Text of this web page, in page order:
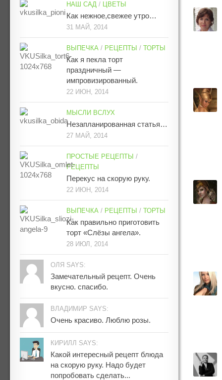
НАШ САД / ЦВЕТЫ
Как нежное,свежее утро…
31 МАЙ, 2014
ВЫПЕЧКА / РЕЦЕПТЫ / ТОРТЫ
Как я пекла торт
праздничный —
импровизированный.
22 ИЮН, 2014
МЫСЛИ ВСЛУХ
Незапланированная статья…
27 МАЙ, 2014
ПРОСТЫЕ РЕЦЕПТЫ /
РЕЦЕПТЫ
Перекус на скорую руку.
22 ИЮН, 2014
ВЫПЕЧКА / РЕЦЕПТЫ / ТОРТЫ
Как правильно приготовить
торт «Слёзы ангела».
28 ИЮЛ, 2014
ОЛЯ SAYS:
Замечательный рецепт. Очень
вкусно. спасибо.
ВЛАДИМИР SAYS:
Очень красиво. Люблю розы.
КИРИЛЛ SAYS:
Какой интересный рецепт блюда
на скорую руку. Надо будет
попробовать сделать...